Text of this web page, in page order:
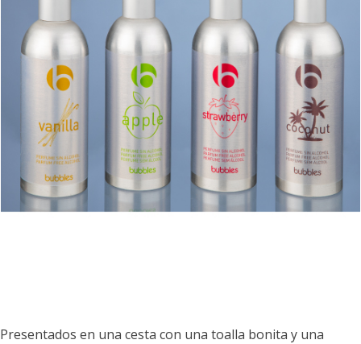
Presentados en una cesta con una toalla bonita y una